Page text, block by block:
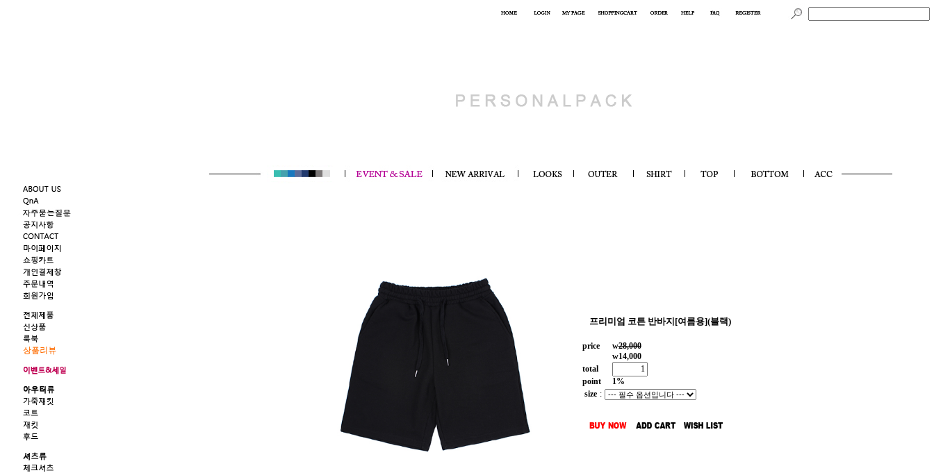
프리미엄 코튼 반바지[여름용](블랙)
price w28,000
w14,000
total
point
1%
size :